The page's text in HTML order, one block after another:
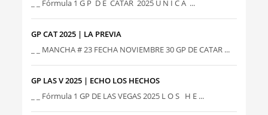
_ _ Fórmula 1 G P D E CATAR 2025 Ú N I C A ...
GP CAT 2025 | LA PREVIA
_ _ MANCHA # 23 FECHA NOVIEMBRE 30 GP DE CATAR ...
GP LAS V 2025 | ECHO LOS HECHOS
_ _ Fórmula 1 GP DE LAS VEGAS 2025 L O S H E ...